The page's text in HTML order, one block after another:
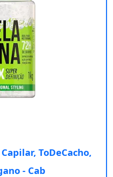
ToDeCacho,
- Cab